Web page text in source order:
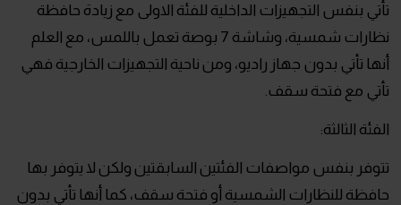
تأتي بنفس التجهيزات الداخلية للفئة الاولى مع زيادة حافظة
نظارات شمسية، وشاشة 7 بوصة تعمل باللمس، مع العلم
أنها تأتي بدون جهاز راديو، ومن ناحية التجهيزات الخارجية فهي
تأتي مع فتحة سقف.
الفئة الثالثة:
تتوفر بنفس مواصفات الفئتين السابقتين ولكن لا يتوفر بها
حافظة للنظارات الشمسية أو فتحة سقف، كما أنها تأتي بدون